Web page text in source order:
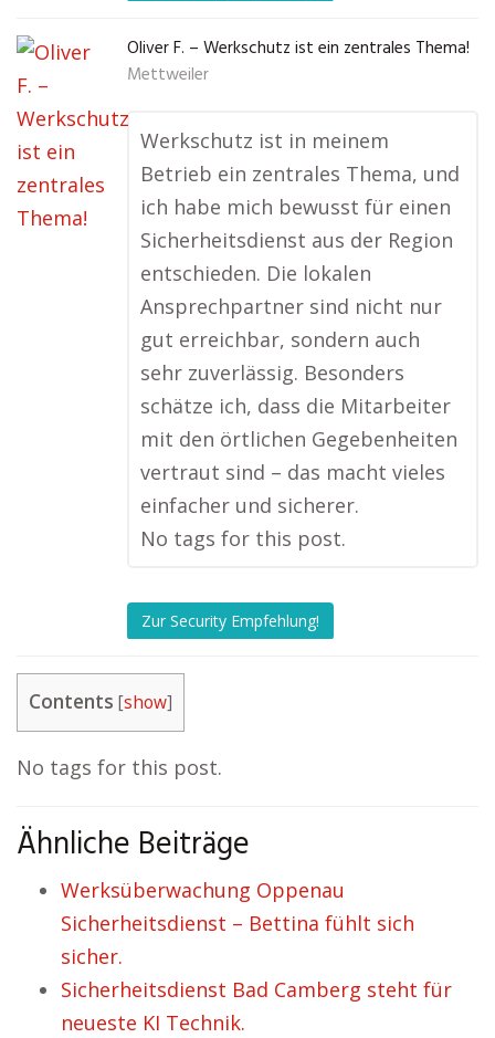
Oliver F. – Werkschutz ist ein zentrales Thema!
Mettweiler
Werkschutz ist in meinem
Betrieb ein zentrales Thema, und
ich habe mich bewusst für einen
Sicherheitsdienst aus der Region
entschieden. Die lokalen
Ansprechpartner sind nicht nur
gut erreichbar, sondern auch
sehr zuverlässig. Besonders
schätze ich, dass die Mitarbeiter
mit den örtlichen Gegebenheiten
vertraut sind – das macht vieles
einfacher und sicherer.
No tags for this post.
Zur Security Empfehlung!
Contents [show]
No tags for this post.
Ähnliche Beiträge
Werksüberwachung Oppenau
Sicherheitsdienst – Bettina fühlt sich
sicher.
Sicherheitsdienst Bad Camberg steht für
neueste KI Technik.